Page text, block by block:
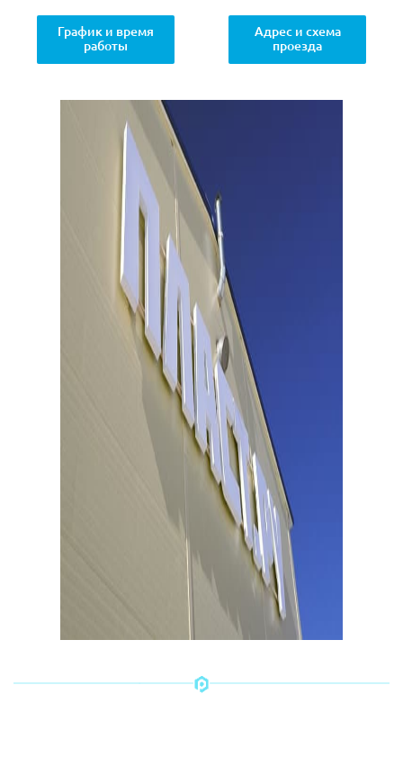
График и время
работы
Адрес и схема
проезда